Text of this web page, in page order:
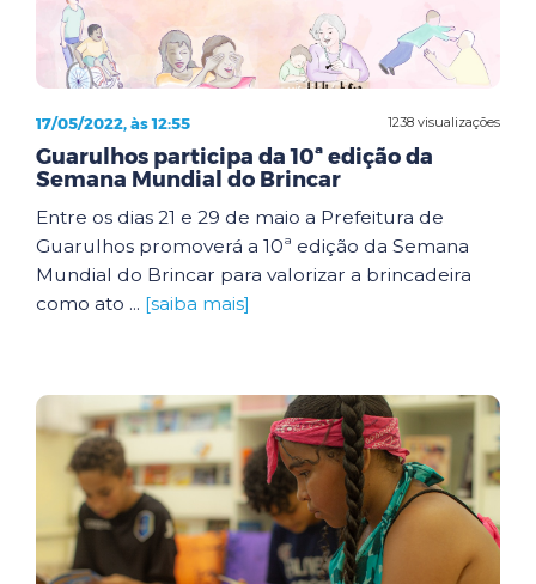
1238 visualizações
17/05/2022, às 12:55
Guarulhos participa da 10ª edição da
Semana Mundial do Brincar
Entre os dias 21 e 29 de maio a Prefeitura de
Guarulhos promoverá a 10ª edição da Semana
Mundial do Brincar para valorizar a brincadeira
como ato ... [saiba mais]